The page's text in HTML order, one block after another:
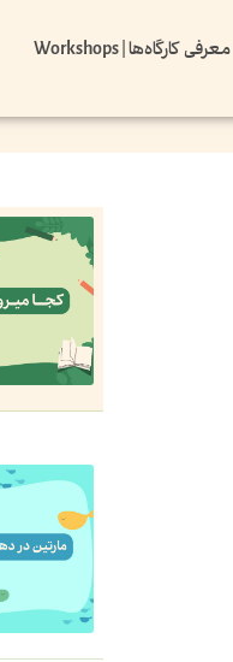
معرفی کارگاه‌ها | Workshops